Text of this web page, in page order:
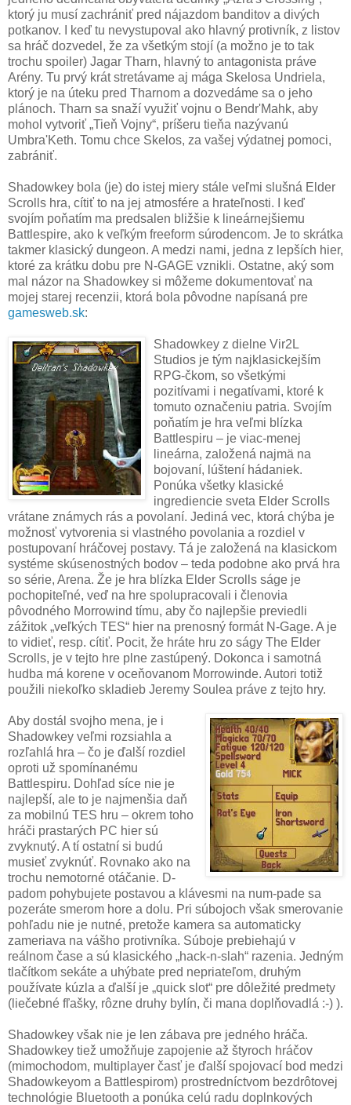
ktorý ju musí zachrániť pred nájazdom banditov a divých
potkanov. I keď tu nevystupoval ako hlavný protivník, z listov
sa hráč dozvedel, že za všetkým stojí (a možno je to tak
trochu spoiler) Jagar Tharn, hlavný to antagonista práve
Arény. Tu prvý krát stretávame aj mága Skelosa Undriela,
ktorý je na úteku pred Tharnom a dozvedáme sa o jeho
plánoch. Tharn sa snaží využiť vojnu o Bendr'Mahk, aby
mohol vytvoriť „Tieň Vojny“, príšeru tieňa nazývanú
Umbra'Keth. Tomu chce Skelos, za vašej výdatnej pomoci,
zabrániť.
Shadowkey bola (je) do istej miery stále veľmi slušná Elder
Scrolls hra, cítiť to na jej atmosfére a hrateľnosti. I keď
svojím poňatím ma predsalen bližšie k lineárnejšiemu
Battlespire, ako k veľkým freeform súrodencom. Je to skrátka
takmer klasický dungeon. A medzi nami, jedna z lepších hier,
ktoré za krátku dobu pre N-GAGE vznikli. Ostatne, aký som
mal názor na Shadowkey si môžeme dokumentovať na
mojej starej recenzii, ktorá bola pôvodne napísaná pre
gamesweb.sk:
Shadowkey z dielne Vir2L
Studios je tým najklasickejším
RPG-čkom, so všetkými
pozitívami i negatívami, ktoré k
tomuto označeniu patria. Svojím
poňatím je hra veľmi blízka
Battlespiru – je viac-menej
lineárna, založená najmä na
bojovaní, lúštení hádaniek.
Ponúka všetky klasické
ingrediencie sveta Elder Scrolls
vrátane známych rás a povolaní. Jediná vec, ktorá chýba je
možnosť vytvorenia si vlastného povolania a rozdiel v
postupovaní hráčovej postavy. Tá je založená na klasickom
systéme skúsenostných bodov – teda podobne ako prvá hra
so série, Arena. Že je hra blízka Elder Scrolls ságe je
pochopiteľné, veď na hre spolupracovali i členovia
pôvodného Morrowind tímu, aby čo najlepšie previedli
zážitok „veľkých TES“ hier na prenosný formát N-Gage. A je
to vidieť, resp. cítiť. Pocit, že hráte hru zo ságy The Elder
Scrolls, je v tejto hre plne zastúpený. Dokonca i samotná
hudba má korene v oceňovanom Morrowinde. Autori totiž
použili niekoľko skladieb Jeremy Soulea práve z tejto hry.
Aby dostál svojho mena, je i
Shadowkey veľmi rozsiahla a
rozľahlá hra – čo je ďalší rozdiel
oproti už spomínanému
Battlespiru. Dohľad síce nie je
najlepší, ale to je najmenšia daň
za mobilnú TES hru – okrem toho
hráči prastarých PC hier sú
zvyknutý. A tí ostatní si budú
musieť zvyknúť. Rovnako ako na
trochu nemotorné otáčanie. D-
padom pohybujete postavou a klávesmi na num-pade sa
pozeráte smerom hore a dolu. Pri súbojoch však smerovanie
pohľadu nie je nutné, pretože kamera sa automaticky
zameriava na vášho protivníka. Súboje prebiehajú v
reálnom čase a sú klasického „hack-n-slah“ razenia. Jedným
tlačítkom sekáte a uhýbate pred nepriateľom, druhým
používate kúzla a ďalší je „quick slot“ pre dôležité predmety
(liečebné fľašky, rôzne druhy bylín, či mana doplňovadlá :-) ).
Shadowkey však nie je len zábava pre jedného hráča.
Shadowkey tiež umožňuje zapojenie až štyroch hráčov
(mimochodom, multiplayer časť je ďalší spojovací bod medzi
Shadowkeyom a Battlespirom) prostredníctvom bezdrôtovej
technológie Bluetooth a ponúka celú radu doplnkových